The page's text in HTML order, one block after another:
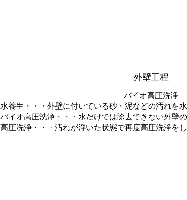
外壁工程
バイオ高圧洗浄
水養生・・・外壁に付いている砂・泥などの汚れを水
バイオ高圧洗浄・・・水だけでは除去できない外壁
高圧洗浄・・・汚れが浮いた状態で再度高圧洗浄を